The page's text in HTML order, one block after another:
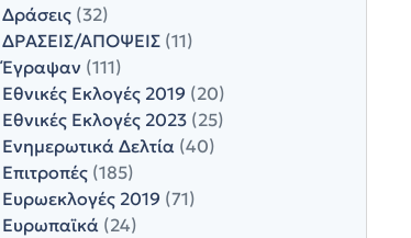
Δράσεις(32)
ΔΡΑΣΕΙΣ/ΑΠΟΨΕΙΣ(11)
Έγραψαν (111)
Εθνικές Εκλογές 2019 (20)
Εθνικές Εκλογές 2023(25)
Ενημερωτικά Δελτία(40)
Επιτροπές(185)
Ευρωεκλογές 2019 (71)
Ευρωπαϊκά(24)